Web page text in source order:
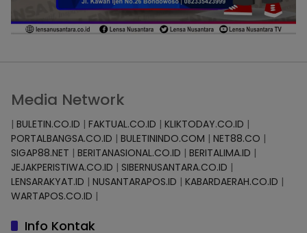
Media Network
| BULETIN.CO.ID | FAKTUAL.CO.ID | KLIKTODAY.CO.ID |
PORTALBANGSA.CO.ID | BULETININDO.COM | NET88.CO |
SIGAP88.NET | BERITANASIONAL.CO.ID | BERITALIMA.ID |
JEJAKPERISTIWA.CO.ID | SIBERNUSANTARA.CO.ID |
LENSARAKYAT.ID | NUSANTARAPOS.ID | KABARDAERAH.CO.ID |
WARTAPOS.CO.ID |
Info Kontak